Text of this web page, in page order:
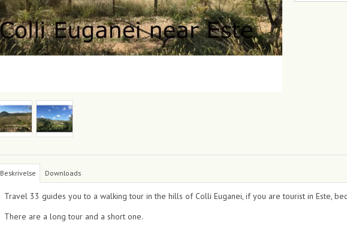
Beskrivelse Downloads
Travel 33 guides you to a walking tour in the hills of Colli Euganei, if you are tourist in Este,
There are a long tour and a short one.